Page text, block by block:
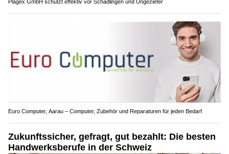
Plagex GmbH schützt effektiv vor Schädlingen und Ungeziefer
Euro Computer, Aarau – Computer, Zubehör und Reparaturen für jeden Bedarf
Zukunftssicher, gefragt, gut bezahlt: Die besten
Handwerksberufe in der Schweiz